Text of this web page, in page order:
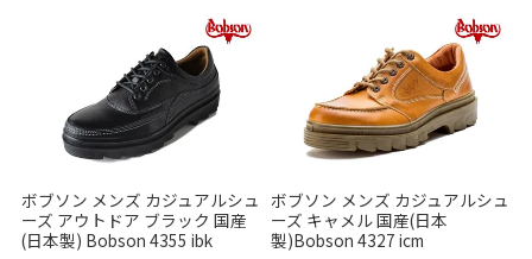
ボブソン メンズ カジュアルシュ
ーズ アウトドア ブラック 国産
(日本製) Bobson 4355 ibk
ボブソン メンズ カジュアルシュ
ーズ キャメル 国産(日本
製)Bobson 4327 icm